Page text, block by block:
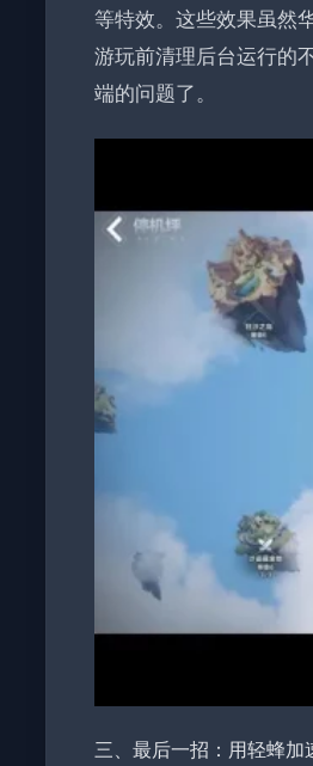
等特效。这些效果虽然
游玩前清理后台运行的
端的问题了。
三、最后一招：用轻蜂